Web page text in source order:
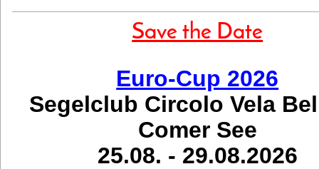
Save the Date
Euro-Cup 2026
Segelclub Circolo Vela
Comer See
25.08. - 29.08.2026